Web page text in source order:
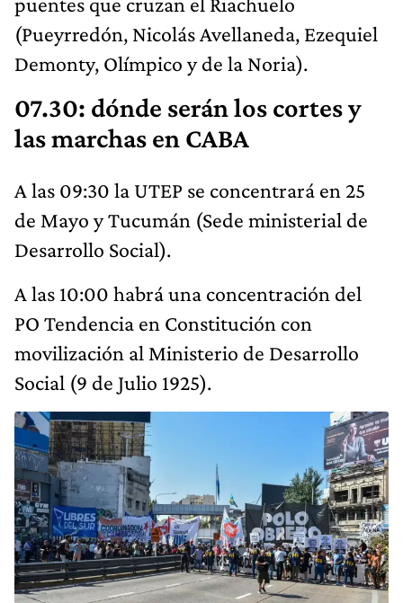
(Pueyrredón, Nicolás Avellaneda, Ezequiel
Demonty, Olímpico y de la Noria).
07.30: dónde serán los cortes y
las marchas en CABA
A las 09:30 la UTEP se concentrará en 25
de Mayo y Tucumán (Sede ministerial de
Desarrollo Social).
A las 10:00 habrá una concentración del
PO Tendencia en Constitución con
movilización al Ministerio de Desarrollo
Social (9 de Julio 1925).